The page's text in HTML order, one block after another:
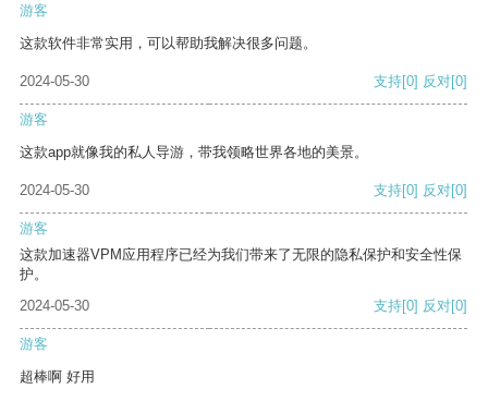
游客
这款软件非常实用，可以帮助我解决很多问题。
2024-05-30 支持[0] 反对[0]
游客
这款app就像我的私人导游，带我领略世界各地的美景。
2024-05-30 支持[0] 反对[0]
游客
这款加速器VPM应用程序已经为我们带来了无限的隐私保护和安全性保
护。
2024-05-30
支持[0] 反对[0]
游客
超棒啊 好用